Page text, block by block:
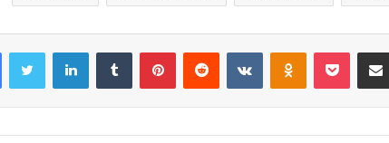
FacebookTwitter LinkedInTumblr PinterestReddit VKontakteOdnoklassniki
Pocket